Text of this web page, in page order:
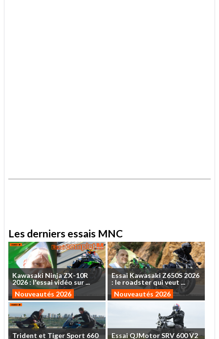
Les derniers essais MNC
Kawasaki NinjaZX-10R
2026: l'essaividéo sur...
Nouveautés 2026
Essai KawasakiZ650S 2026
: le roadsterquiveut ...
Nouveautés 2026
Trident et TigerSport 660
EssaiQJMotorSRV 600V2